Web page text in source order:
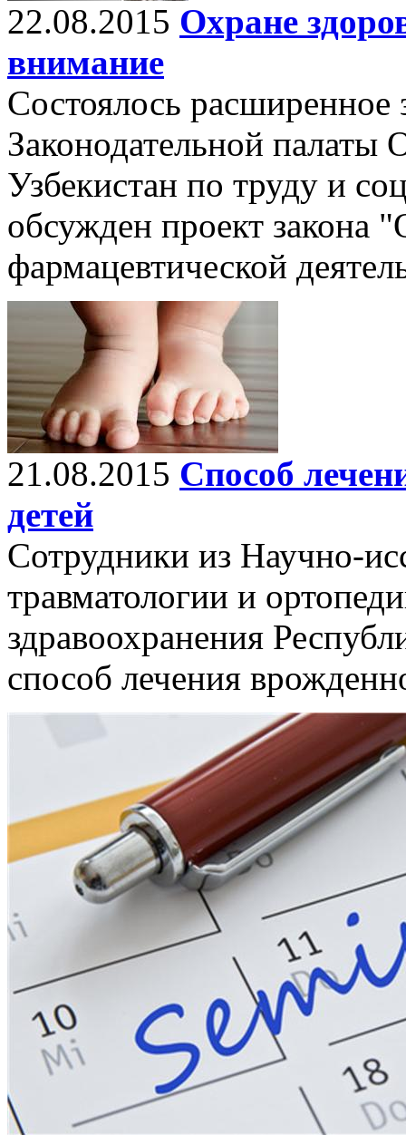
22.08.2015 Охране
внимание
Состоялось расширенное
Законодательной
Узбекистан по труду и
обсужден проект закона
фармацевтической
21.08.2015 Способ
детей
Сотрудники из Научно-
травматологии и
здравоохранения
способ лечения